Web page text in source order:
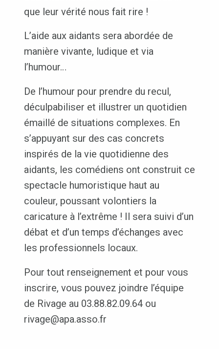
que leur vérité nous fait rire !
L’aide aux aidants sera abordée de
manière vivante, ludique et via
l’humour…
De l’humour pour prendre du recul,
déculpabiliser et illustrer un quotidien
émaillé de situations complexes. En
s’appuyant sur des cas concrets
inspirés de la vie quotidienne des
aidants, les comédiens ont construit ce
spectacle humoristique haut au
couleur, poussant volontiers la
caricature à l’extrême ! Il sera suivi d’un
débat et d’un temps d’échanges avec
les professionnels locaux.
Pour tout renseignement et pour vous
inscrire, vous pouvez joindre l’équipe
de Rivage au 03.88.82.09.64 ou
rivage@apa.asso.fr